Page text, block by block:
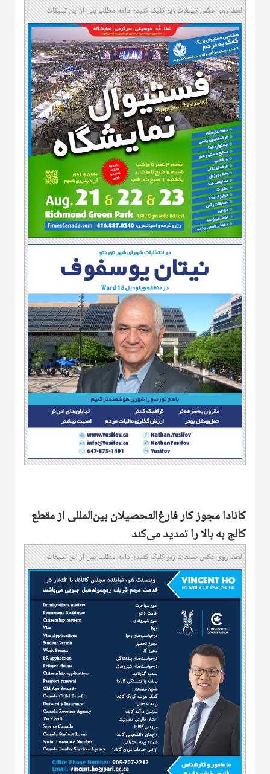
لطفا روی عکس تبلیغات زیر کلیک کنید؛ ادامه مطلب پس از این تبلیغات
کانادا مجوز کار ‌فارغ‌التحصیلان بین‌المللی از مقطع
کالج به بالا را تمدید می‌کند
لطفا روی عکس تبلیغات زیر کلیک کنید؛ ادامه مطلب پس از این تبلیغات